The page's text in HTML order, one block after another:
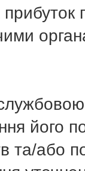
його
та/або